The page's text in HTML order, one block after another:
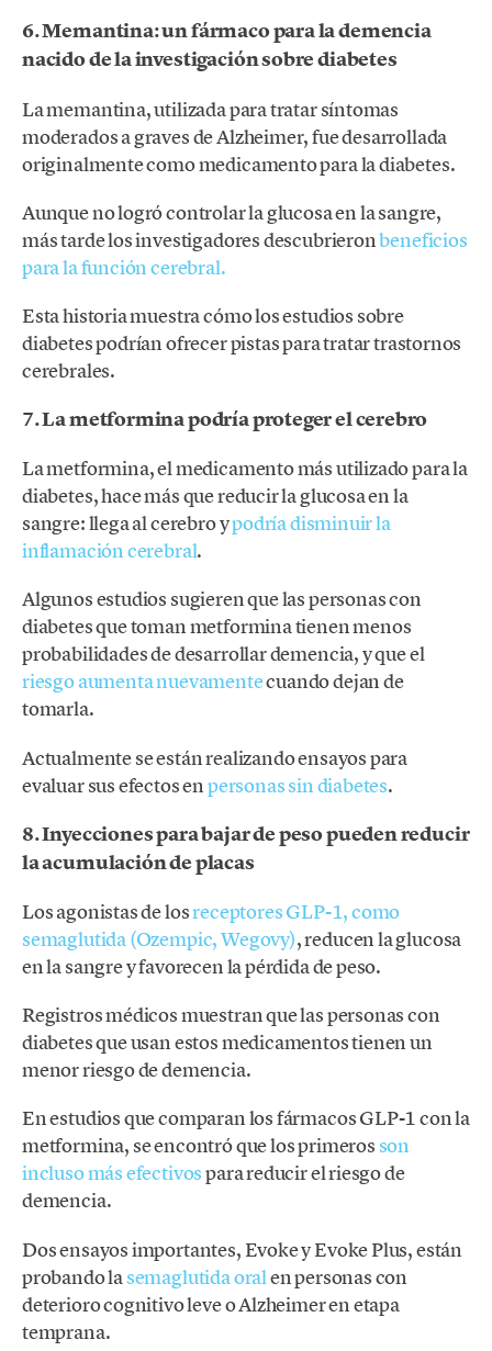
6. Memantina: un fármaco para la demencia
nacido de la investigación sobre diabetes
La memantina, utilizada para tratar síntomas
moderados a graves de Alzheimer, fue desarrollada
originalmente como medicamento para la diabetes.
Aunque no logró controlar la glucosa en la sangre,
más tarde los investigadores descubrieronbeneficios
para la función cerebral.
Esta historia muestra cómo los estudios sobre
diabetes podrían ofrecer pistas para tratar trastornos
cerebrales.
7. La metformina podría proteger el cerebro
La metformina, el medicamento más utilizado para la
diabetes, hace más que reducir la glucosa en la
sangre: llega al cerebro ypodría disminuir la
inflamación cerebral.
Algunos estudios sugieren que las personas con
diabetes que toman metformina tienen menos
probabilidades de desarrollar demencia, y que el
riesgo aumenta nuevamentecuando dejan de
tomarla.
Actualmente se están realizando ensayos para
evaluar sus efectos enpersonas sin diabetes.
8. Inyecciones para bajar de peso pueden reducir
la acumulación de placas
Los agonistas de losreceptores GLP-1, como
semaglutida (Ozempic, Wegovy), reducen la glucosa
en la sangre y favorecen la pérdida de peso.
Registros médicos muestran que las personas con
diabetes que usan estos medicamentos tienen un
menor riesgo de demencia.
En estudios que comparan los fármacos GLP-1 con la
metformina, se encontró que los primerosson
incluso más efectivospara reducir el riesgo de
demencia.
Dos ensayos importantes, Evoke y Evoke Plus, están
probando lasemaglutida oralen personas con
deterioro cognitivo leve o Alzheimer en etapa
temprana.